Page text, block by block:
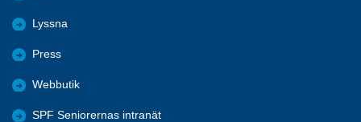
Lyssna
Press
Webbutik
SPF Seniorernas intranät